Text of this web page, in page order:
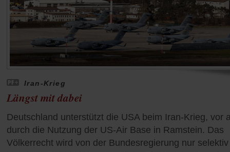
Iran-Krieg
Längst mit dabei
Deutschland unterstützt die USA beim Iran-Krieg, vor
durch die Nutzung der US-Air Base in Ramstein. Das
Völkerrecht wird von der Bundesregierung nur selektiv